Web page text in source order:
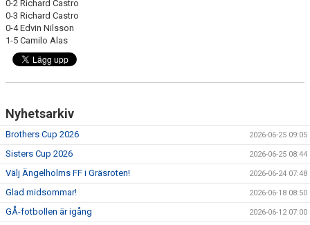
0-2 Richard Castro
0-3 Richard Castro
0-4 Edvin Nilsson
1-5 Camilo Alas
Nyhetsarkiv
Brothers Cup 2026 2026-06-25 09:05
Sisters Cup 2026 2026-06-25 08:44
Välj Ängelholms FF i Gräsroten! 2026-06-24 07:48
Glad midsommar! 2026-06-18 08:50
GÅ-fotbollen är igång 2026-06-12 07:00